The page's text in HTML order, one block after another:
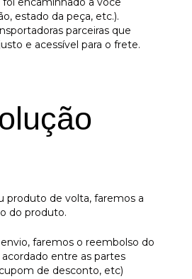
estado da peça, etc.).
parceiras que
e acessível para o frete.
produto de volta, faremos a
do produto.
faremos o reembolso do
entre as partes
de desconto, etc)